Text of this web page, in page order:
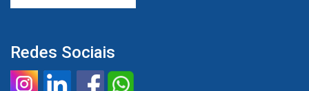
Redes Sociais